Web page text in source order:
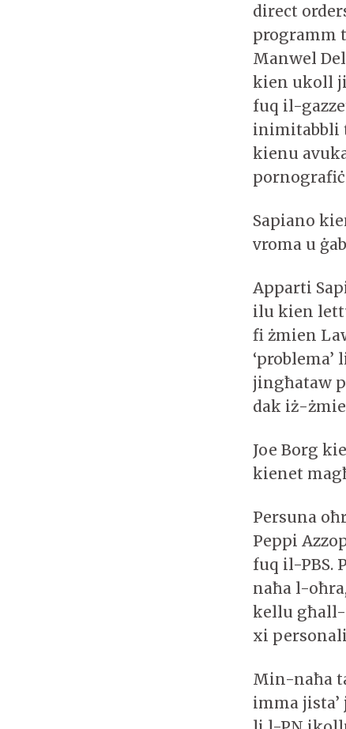
direct
programm
Manwel
kien ukoll
fuq il-
inimitabbli
kienu
Sapiano
vroma u
Apparti
ilu kien
fi żmien
jingħataw
dak iż-
Joe Borg
kienet
Persuna
Peppi
fuq il-PBS.
naħa l-
kellu
xi
Min-naħa
imma